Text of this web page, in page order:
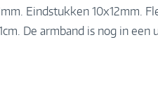
Eindstukken 10x12mm.
De armband is nog in